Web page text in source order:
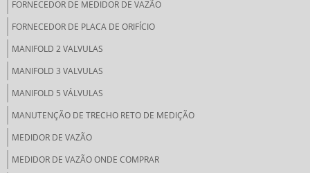
FORNECEDOR DE MEDIDOR DE VAZÃO
FORNECEDOR DE PLACA DE ORIFÍCIO
MANIFOLD 2 VALVULAS
MANIFOLD 3 VALVULAS
MANIFOLD 5 VÁLVULAS
MANUTENÇÃO DE TRECHO RETO DE MEDIÇÃO
MEDIDOR DE VAZÃO
MEDIDOR DE VAZÃO ONDE COMPRAR